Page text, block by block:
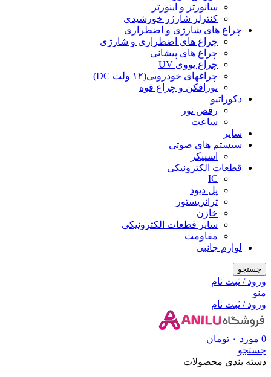
سانورتر و اینورتر
کنترلر شارژر خورشیدی
چراغ های شارژی و اضطراری
چراغ های اضطراری و شارژی
چراغ های پیشانی
چراغ یووی UV
چراغهای خودرویی(۱۲ ولت DC)
نورافکن و چراغ قوه
دکوراتیو
رقص نور
ساعت
سایر
سیستم های صوتی
اسپیکر
قطعات الکترونیکی
IC
پل دیود
ترانزیستور
خازن
سایر قطعات الکترونیکی
مقاومت
لوازم جانبی
جستجو
ورود / ثبت نام
منو
ورود / ثبت نام
0 مورد ۰ تومان
جستجو
دسته بندی محصولات